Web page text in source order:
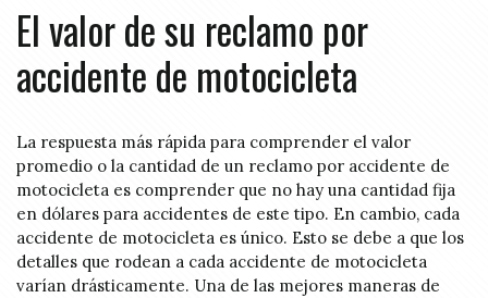
El valor de su reclamo por
accidente de motocicleta
La respuesta más rápida para comprender el valor
promedio o la cantidad de un reclamo por accidente de
motocicleta es comprender que no hay una cantidad fija
en dólares para accidentes de este tipo. En cambio, cada
accidente de motocicleta es único. Esto se debe a que los
detalles que rodean a cada accidente de motocicleta
varían drásticamente. Una de las mejores maneras de